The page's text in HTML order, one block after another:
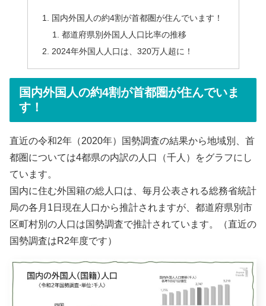
国内外国人の約4割が首都圏が住んでいます！
都道府県別外国人人口比率の推移
2024年外国人人口は、320万人超に！
国内外国人の約4割が首都圏が住んでいま
す！
直近の令和2年（2020年）国勢調査の結果から地域別、首
都圏については4都県の内訳の人口（千人）をグラフにし
ています。
国内に住む外国籍の総人口は、毎月公表される総務省統計
局の各月1日現在人口から推計されますが、都道府県別市
区町村別の人口は国勢調査で推計されています。（直近の
国勢調査はR2年度です）